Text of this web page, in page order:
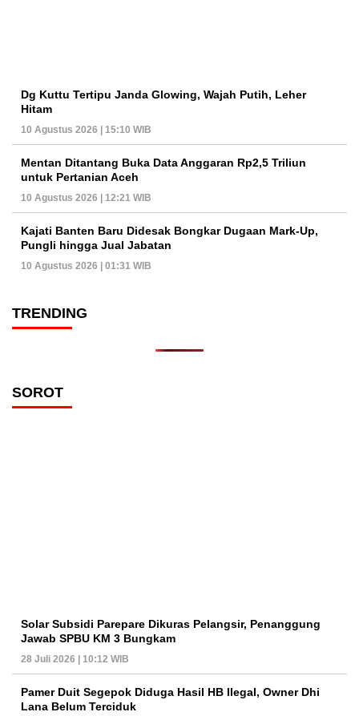
Dg Kuttu Tertipu Janda Glowing, Wajah Putih, Leher
Hitam
10 Agustus 2026 | 15:10 WIB
Mentan Ditantang Buka Data Anggaran Rp2,5 Triliun
untuk Pertanian Aceh
10 Agustus 2026 | 12:21 WIB
Kajati Banten Baru Didesak Bongkar Dugaan Mark-Up,
Pungli hingga Jual Jabatan
10 Agustus 2026 | 01:31 WIB
TRENDING
SOROT
Solar Subsidi Parepare Dikuras Pelangsir, Penanggung
Jawab SPBU KM 3 Bungkam
28 Juli 2026 | 10:12 WIB
Pamer Duit Segepok Diduga Hasil HB Ilegal, Owner Dhi
Lana Belum Terciduk